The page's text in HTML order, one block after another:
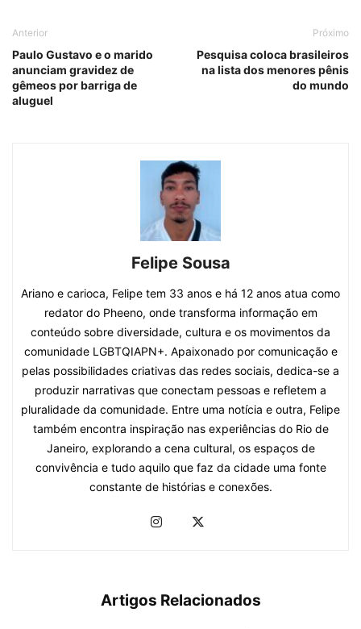
Anterior
Paulo Gustavo e o marido
anunciam gravidez de
gêmeos por barriga de
aluguel
Próximo
Pesquisa coloca brasileiros
na lista dos menores pênis
do mundo
Felipe Sousa
Ariano e carioca, Felipe tem 33 anos e há 12 anos atua como
redator do Pheeno, onde transforma informação em
conteúdo sobre diversidade, cultura e os movimentos da
comunidade LGBTQIAPN+. Apaixonado por comunicação e
pelas possibilidades criativas das redes sociais, dedica-se a
produzir narrativas que conectam pessoas e refletem a
pluralidade da comunidade. Entre uma notícia e outra, Felipe
também encontra inspiração nas experiências do Rio de
Janeiro, explorando a cena cultural, os espaços de
convivência e tudo aquilo que faz da cidade uma fonte
constante de histórias e conexões.
Artigos Relacionados